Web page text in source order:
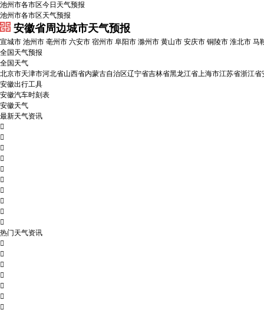
池州市各市区今日天气预报
池州市各市区天气预报
安徽省周边城市天气预报
宣城市 池州市 亳州市 六安市 宿州市 阜阳市 滁州市 黄山市 安庆市 铜陵市 淮北市 马
全国天气预报
全国天气
北京市天津市河北省山西省内蒙古自治区辽宁省吉林省黑龙江省上海市江苏省浙江省
安徽出行工具
安徽汽车时刻表
安徽天气
最新天气资讯










热门天气资讯






